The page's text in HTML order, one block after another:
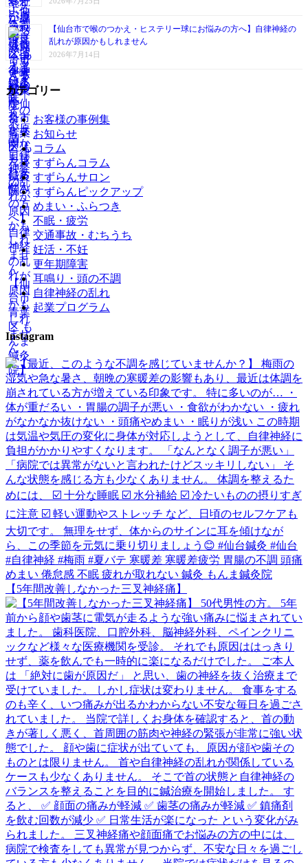
【仙台市で喉のつかえ・ヒステリー球にお悩みの方へ】自律神経の
乱れが原因かもしれません
2026年7月14日
カテゴリー
お客様の事例集
お知らせ
コラム
すずらんコラム
すずらんサロン
すずらんピックアップ
めまい・ふらつき
不眠・疲労
交通事故・むちうち
妊活・不妊
更年期障害
耳鳴り・頭の不調
自律神経の乱れ
起業プログラム
Instagram
【5年間改善しなかった三叉神経痛】